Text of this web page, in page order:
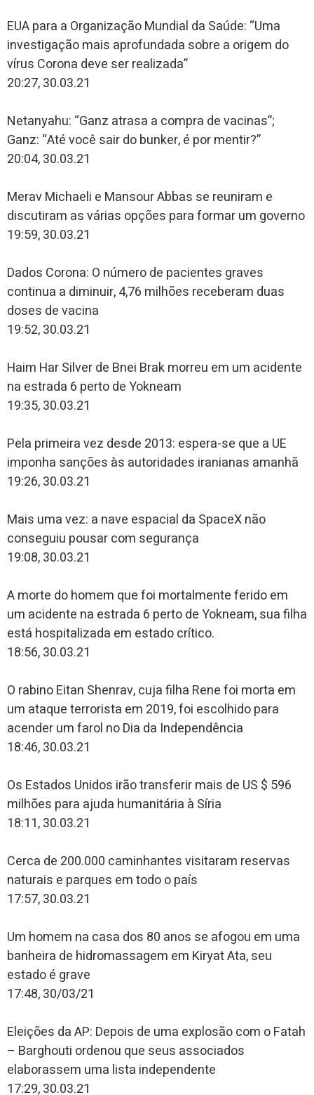
EUA para a Organização Mundial da Saúde: “Uma
investigação mais aprofundada sobre a origem do
vírus Corona deve ser realizada”
20:27, 30.03.21
Netanyahu: “Ganz atrasa a compra de vacinas”;
Ganz: “Até você sair do bunker, é por mentir?”
20:04, 30.03.21
Merav Michaeli e Mansour Abbas se reuniram e
discutiram as várias opções para formar um governo
19:59, 30.03.21
Dados Corona: O número de pacientes graves
continua a diminuir, 4,76 milhões receberam duas
doses de vacina
19:52, 30.03.21
Haim Har Silver de Bnei Brak morreu em um acidente
na estrada 6 perto de Yokneam
19:35, 30.03.21
Pela primeira vez desde 2013: espera-se que a UE
imponha sanções às autoridades iranianas amanhã
19:26, 30.03.21
Mais uma vez: a nave espacial da SpaceX não
conseguiu pousar com segurança
19:08, 30.03.21
A morte do homem que foi mortalmente ferido em
um acidente na estrada 6 perto de Yokneam, sua filha
está hospitalizada em estado crítico.
18:56, 30.03.21
O rabino Eitan Shenrav, cuja filha Rene foi morta em
um ataque terrorista em 2019, foi escolhido para
acender um farol no Dia da Independência
18:46, 30.03.21
Os Estados Unidos irão transferir mais de US $ 596
milhões para ajuda humanitária à Síria
18:11, 30.03.21
Cerca de 200.000 caminhantes visitaram reservas
naturais e parques em todo o país
17:57, 30.03.21
Um homem na casa dos 80 anos se afogou em uma
banheira de hidromassagem em Kiryat Ata, seu
estado é grave
17:48, 30/03/21
Eleições da AP: Depois de uma explosão com o Fatah
– Barghouti ordenou que seus associados
elaborassem uma lista independente
17:29, 30.03.21